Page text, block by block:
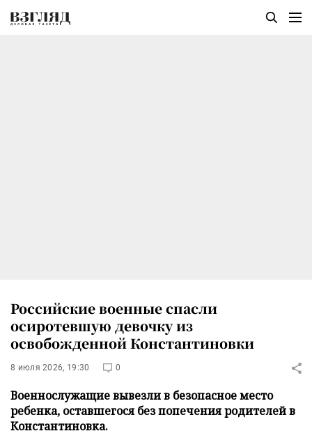
Российские военные спасли
осиротевшую девочку из
освобожденной Константиновки
8 июля 2026, 19:30 0
Военнослужащие вывезли в безопасное место
ребенка, оставшегося без попечения родителей в
Константиновка.